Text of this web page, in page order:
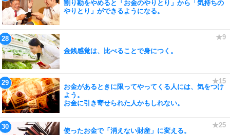
割り勘をやめると「お金のやりとり」から「気持ちの
やりとり」ができるようになる。
金銭感覚は、比べることで身につく。
お金があるときに限ってやってくる人には、気をつけ
よう。
お金に引き寄せられた人かもしれない。
使ったお金で「消えない財産」に変える。